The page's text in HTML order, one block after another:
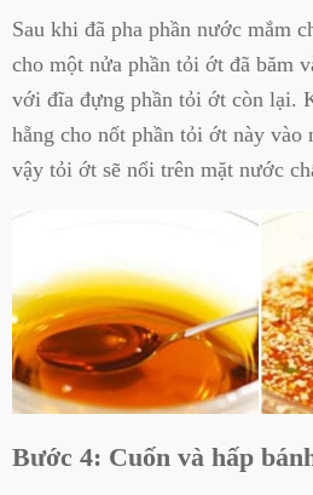
Sau khi đã pha phần nước mắm
cho một nửa phần tỏi ớt đã băm
với đĩa đựng phần tỏi ớt còn lại.
hẵng cho nốt phần tỏi ớt này vào
vậy tỏi ớt sẽ nổi trên mặt nước
Bước 4: Cuốn và hấp